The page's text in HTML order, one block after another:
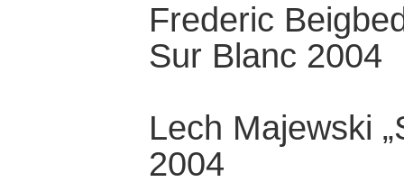
Frederic
Sur Blanc 2004
Lech Majewski
2004